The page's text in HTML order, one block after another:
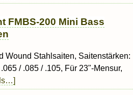
FMBS-200 Mini Bass
Wound Stahlsaiten, Saitenstärken:
/ .085 / .105, Für 23"-Mensur,